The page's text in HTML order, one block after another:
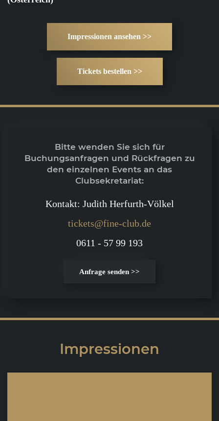
Impressionen ansehen >>
Tickets bestellen >>
Bitte wenden Sie sich für
Buchungsanfragen und Rückfragen zu
den einzelnen Events an das
Clubsekretariat:
Kontakt: Judith Herfurth-Völkel
tickets@fine-club.de
0611 - 57 99 193
Anfrage senden >>
Impressionen